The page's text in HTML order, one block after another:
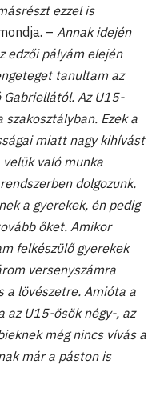
ezzel is
– Annak idején
edzői pályám elején
tanultam az
Gabriellától. Az U15-
Ezek a
miatt nagy kihívást
való munka
dolgozunk.
a gyerekek, én pedig
őket. Amikor
felkészülő gyerekek
versenyszámra
a lövészetre. Amióta a
az U15-ösök négy-, az
még nincs vívás a
már a páston is